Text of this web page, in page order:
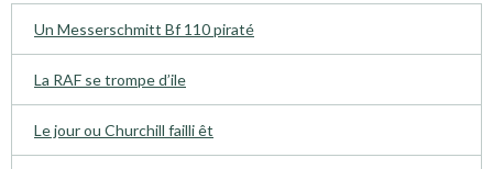
Un Messerschmitt Bf 110 piraté
La RAF se trompe d’ile
Le jour ou Churchill failli êt